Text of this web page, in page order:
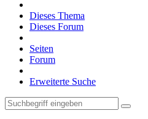
Dieses Thema
Dieses Forum
Seiten
Forum
Erweiterte Suche